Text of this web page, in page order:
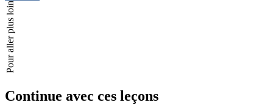
Pour aller plus loin
Continue avec ces leçons